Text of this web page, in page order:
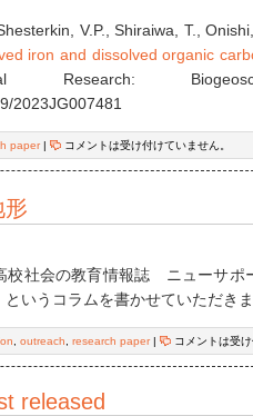
V.P., Shiraiwa, T.,
iron and dissolved organic
Research:
2023JG007481
paper| コメントは受け付けていません。
形
校社会の教育情報誌 ニューサポ
というコラムを書かせていただきま
, outreach, research paper| コメントは受け
released